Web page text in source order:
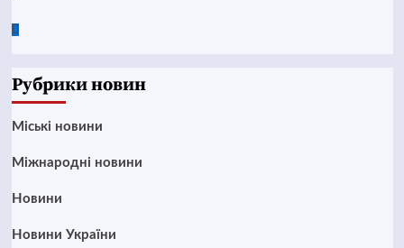
Рубрики новин
Mіські новини
Міжнародні новини
Новини
Новини України